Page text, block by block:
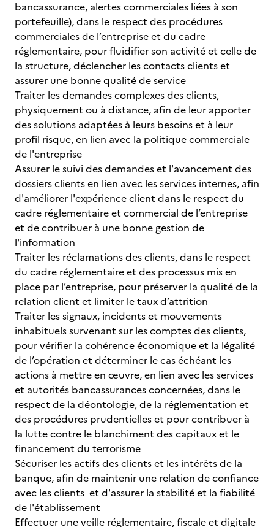
bancassurance, alertes commerciales liées à son
portefeuille), dans le respect des procédures
commerciales de l’entreprise et du cadre
réglementaire, pour fluidifier son activité et celle de
la structure, déclencher les contacts clients et
assurer une bonne qualité de service
Traiter les demandes complexes des clients,
physiquement ou à distance, afin de leur apporter
des solutions adaptées à leurs besoins et à leur
profil risque, en lien avec la politique commerciale
de l'entreprise
Assurer le suivi des demandes et l'avancement des
dossiers clients en lien avec les services internes, afin
d'améliorer l'expérience client dans le respect du
cadre réglementaire et commercial de l’entreprise
et de contribuer à une bonne gestion de
l'information
Traiter les réclamations des clients, dans le respect
du cadre réglementaire et des processus mis en
place par l’entreprise, pour préserver la qualité de la
relation client et limiter le taux d’attrition
Traiter les signaux, incidents et mouvements
inhabituels survenant sur les comptes des clients,
pour vérifier la cohérence économique et la légalité
de l’opération et déterminer le cas échéant les
actions à mettre en œuvre, en lien avec les services
et autorités bancassurances concernées, dans le
respect de la déontologie, de la réglementation et
des procédures prudentielles et pour contribuer à
la lutte contre le blanchiment des capitaux et le
financement du terrorisme
Sécuriser les actifs des clients et les intérêts de la
banque, afin de maintenir une relation de confiance
avec les clients et d'assurer la stabilité et la fiabilité
de l'établissement
Effectuer une veille réglementaire, fiscale et digitale